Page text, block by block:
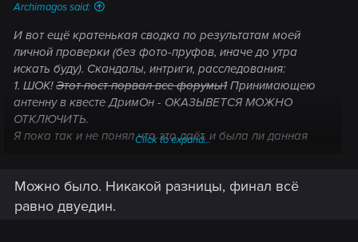
Archimagos said:
И вот ещё кратенькая сводка по результатам моей
личной проверки (без фото-пруфов, иначе до утра
искать буду). Скандалы, интриги, расследования:
1. ШОК!Этот пост порвал все форумы1Принимающею
антенну в квесте ДримОн - ОКАЗЫВЕТСЯ МОЖНО
ОТКЛЮЧИТЬ.
Я пока так и не понял что это даёт, и была ли данная
Click to expand...
Можно было. Никакой разницы, финал всё
равно двуедин.